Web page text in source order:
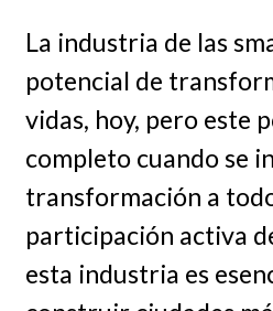
La industria de las
potencial de
vidas, hoy, pero este
completo cuando se
transformación a
participación activa
esta industria es